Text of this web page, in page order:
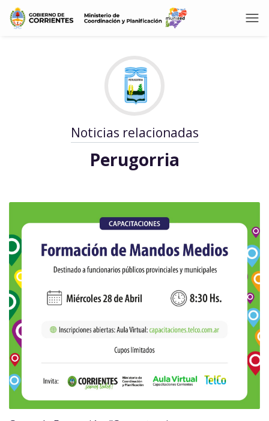
Noticias relacionadas
Perugorria